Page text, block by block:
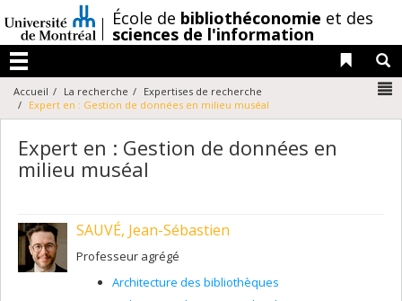
au
contenu
/École de bibliothéconomie et des
sciences de l'information
Menu
Liens
Accueil La recherche
Expertises de recherche
Expert en : Gestion de données en milieu muséal
Expert en : Gestion de données en
milieu muséal
SAUVÉ, Jean-Sébastien
Professeur agrégé
Architecture des bibliothèques